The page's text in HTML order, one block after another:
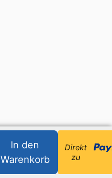
In den
Warenkorb
Direkt
zu